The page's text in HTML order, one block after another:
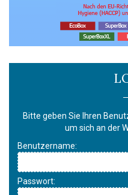
Bitte geben Sie Ihren
um sich an der
Benutzername:
Passwort: